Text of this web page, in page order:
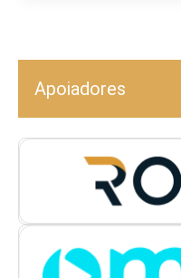
Apoiadores